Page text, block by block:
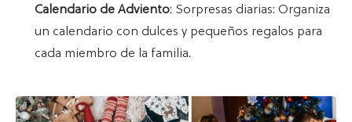
Calendario de Adviento: Sorpresas diarias: Organiza
un calendario con dulces y pequeños regalos para
cada miembro de la familia.